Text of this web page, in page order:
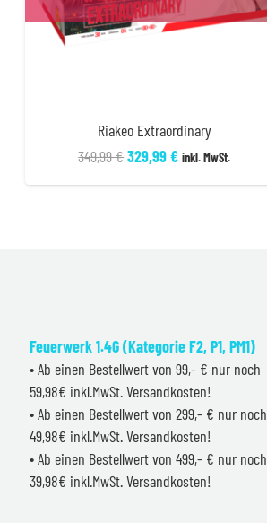
Riakeo Extraordinary
349,99€Ursprünglicher
329,99€Aktueller
inkl. MwSt.
Feuerwerk 1.4G (Kategorie F2, P1, PM1)
• Ab einen Bestellwert von 99,- € nur noch
59,98€ inkl.MwSt. Versandkosten!
• Ab einen Bestellwert von 299,- € nur noch
49,98€ inkl.MwSt. Versandkosten!
• Ab einen Bestellwert von 499,- € nur noch
39,98€ inkl.MwSt. Versandkosten!